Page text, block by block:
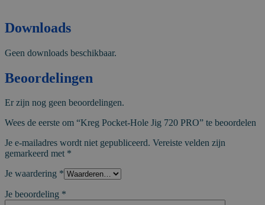
Downloads
Geen downloads beschikbaar.
Beoordelingen
Er zijn nog geen beoordelingen.
Wees de eerste om “Kreg Pocket-Hole Jig 720 PRO” te beoordelen
Je e-mailadres wordt niet gepubliceerd. Vereiste velden zijn
gemarkeerd met *
Je waardering *
Je beoordeling *